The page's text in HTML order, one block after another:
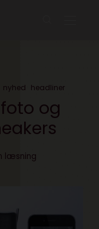
nyhed headliner
og
læsning